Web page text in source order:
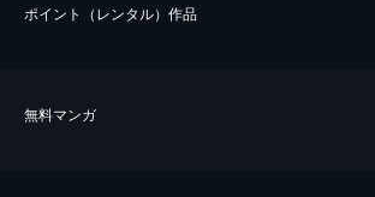
ポイント（レンタル）作品
無料マンガ